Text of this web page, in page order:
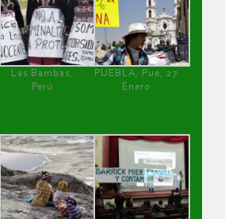
Las Bambas,
Perú
PUEBLA, Pue, 27
Enero